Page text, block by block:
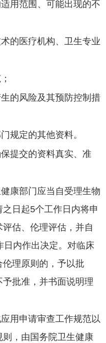
用范围、可能出现的不
的医疗机构、卫生专业
的风险及其预防控制措
规定的其他资料。
提交的资料真实、准
康部门应当自受理生物
之日起5个工作日内将申
估、伦理评估，并自
日内作出决定。对临床
理原则的，予以批
批准，并书面说明理
用申请审查工作规范以
，由国务院卫生健康